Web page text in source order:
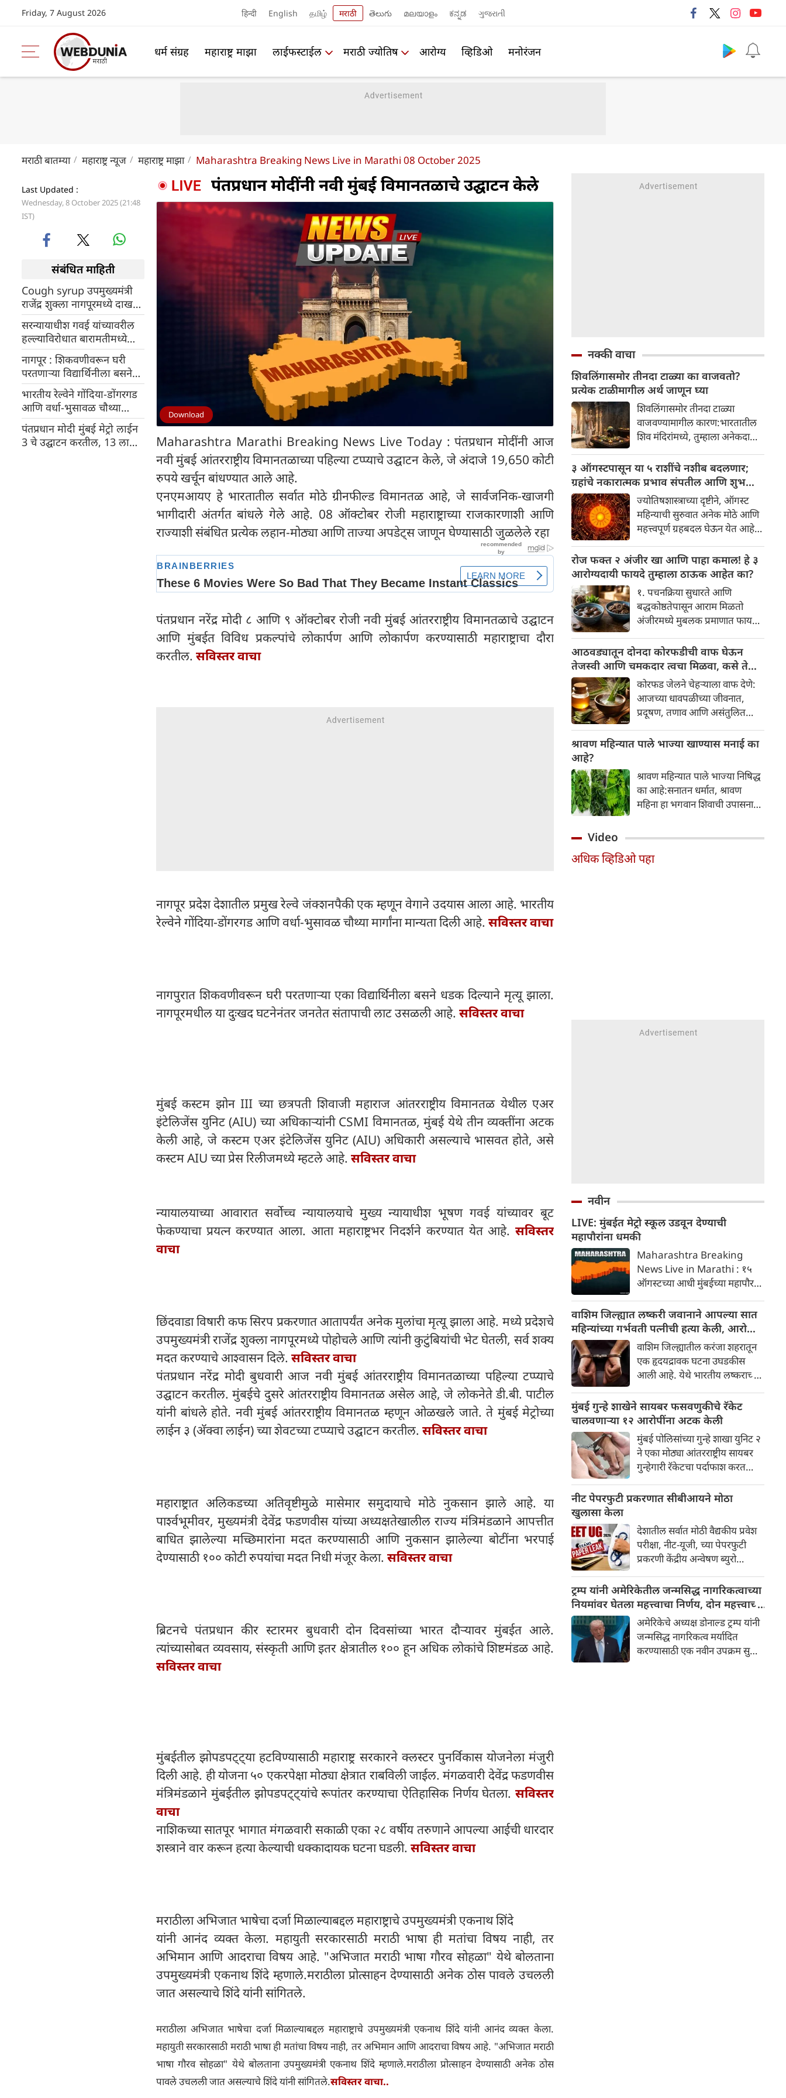
Friday, 7 August 2026 हिन्दी English தமிழ் मराठी తెలుగు മലയാളം ಕನ್ನಡ ગુજરાતી
धर्म संग्रह महाराष्ट्र माझा लाईफस्टाईल मराठी ज्योतिष आरोग्य व्हिडिओ मनोरंजन
मराठी बातम्या महाराष्ट्र न्यूज महाराष्ट्र माझा Maharashtra Breaking News Live in Marathi 08 October 2025
Last Updated :
Wednesday, 8 October 2025 (21:48
IST)
संबंधित माहिती
Cough syrup उपमुख्यमंत्री
राजेंद्र शुक्ला नागपूरमध्ये दाखल,
मदतीचे आश्वासन देत म्हटले-
दोषींवर लवकरच कारवाई
करणार
सरन्यायाधीश गवई यांच्यावरील
हल्ल्याविरोधात बारामतीमध्ये
सुप्रिया सुळे यांचे मूक निदर्शने
नागपूर : शिकवणीवरून घरी
परतणाऱ्या विद्यार्थिनीला बसने
धडक दिल्याने मृत्यू
भारतीय रेल्वेने गोंदिया-डोंगरगड
आणि वर्धा-भुसावळ चौथ्या
मार्गांना मान्यता दिली
पंतप्रधान मोदी मुंबई मेट्रो लाईन
3 चे उद्घाटन करतील, 13 लाख
पंतप्रधान मोदींनी नवी मुंबई विमानतळाचे उद्घाटन केले
Download
Maharashtra Marathi Breaking News Live Today : पंतप्रधान मोदींनी आज
नवी मुंबई आंतरराष्ट्रीय विमानतळाच्या पहिल्या टप्प्याचे उद्घाटन केले, जे अंदाजे 19,650 कोटी
रुपये खर्चून बांधण्यात आले आहे.
एनएमआयए हे भारतातील सर्वात मोठे ग्रीनफील्ड विमानतळ आहे, जे सार्वजनिक-खाजगी
भागीदारी अंतर्गत बांधले गेले आहे. 08 ऑक्टोबर रोजी महाराष्ट्राच्या राजकारणाशी आणि
राज्याशी संबंधित प्रत्येक लहान-मोठ्या आणि ताज्या अपडेट्स जाणून घेण्यासाठी जुळलेले रहा
पंतप्रधान नरेंद्र मोदी ८ आणि ९ ऑक्टोबर रोजी नवी मुंबई आंतरराष्ट्रीय विमानतळाचे उद्घाटन
आणि मुंबईत विविध प्रकल्पांचे लोकार्पण आणि लोकार्पण करण्यासाठी महाराष्ट्राचा दौरा
करतील. सविस्तर वाचा
नागपूर प्रदेश देशातील प्रमुख रेल्वे जंक्शनपैकी एक म्हणून वेगाने उदयास आला आहे. भारतीय
रेल्वेने गोंदिया-डोंगरगड आणि वर्धा-भुसावळ चौथ्या मार्गांना मान्यता दिली आहे. सविस्तर वाचा
नागपुरात शिकवणीवरून घरी परतणाऱ्या एका विद्यार्थिनीला बसने धडक दिल्याने मृत्यू झाला.
नागपूरमधील या दुःखद घटनेनंतर जनतेत संतापाची लाट उसळली आहे. सविस्तर वाचा
मुंबई कस्टम झोन III च्या छत्रपती शिवाजी महाराज आंतरराष्ट्रीय विमानतळ येथील एअर
इंटेलिजेंस युनिट (AIU) च्या अधिकाऱ्यांनी CSMI विमानतळ, मुंबई येथे तीन व्यक्तींना अटक
केली आहे, जे कस्टम एअर इंटेलिजेंस युनिट (AIU) अधिकारी असल्याचे भासवत होते, असे
कस्टम AIU च्या प्रेस रिलीजमध्ये म्हटले आहे. सविस्तर वाचा
न्यायालयाच्या आवारात सर्वोच्च न्यायालयाचे मुख्य न्यायाधीश भूषण गवई यांच्यावर बूट
फेकण्याचा प्रयत्न करण्यात आला. आता महाराष्ट्रभर निदर्शने करण्यात येत आहे. सविस्तर
वाचा
छिंदवाडा विषारी कफ सिरप प्रकरणात आतापर्यंत अनेक मुलांचा मृत्यू झाला आहे. मध्ये प्रदेशचे
उपमुख्यमंत्री राजेंद्र शुक्ला नागपूरमध्ये पोहोचले आणि त्यांनी कुटुंबियांची भेट घेतली, सर्व शक्य
मदत करण्याचे आश्वासन दिले. सविस्तर वाचा
पंतप्रधान नरेंद्र मोदी बुधवारी आज नवी मुंबई आंतरराष्ट्रीय विमानतळाच्या पहिल्या टप्प्याचे
उद्घाटन करतील. मुंबईचे दुसरे आंतरराष्ट्रीय विमानतळ असेल आहे, जे लोकनेते डी.बी. पाटील
यांनी बांधले होते. नवी मुंबई आंतरराष्ट्रीय विमानतळ म्हणून ओळखले जाते. ते मुंबई मेट्रोच्या
लाईन ३ (अ‍ॅक्वा लाईन) च्या शेवटच्या टप्प्याचे उद्घाटन करतील. सविस्तर वाचा
महाराष्ट्रात अलिकडच्या अतिवृष्टीमुळे मासेमार समुदायाचे मोठे नुकसान झाले आहे. या
पार्श्वभूमीवर, मुख्यमंत्री देवेंद्र फडणवीस यांच्या अध्यक्षतेखालील राज्य मंत्रिमंडळाने आपत्तीत
बाधित झालेल्या मच्छिमारांना मदत करण्यासाठी आणि नुकसान झालेल्या बोटींना भरपाई
देण्यासाठी १०० कोटी रुपयांचा मदत निधी मंजूर केला. सविस्तर वाचा
ब्रिटनचे पंतप्रधान कीर स्टारमर बुधवारी दोन दिवसांच्या भारत दौऱ्यावर मुंबईत आले.
त्यांच्यासोबत व्यवसाय, संस्कृती आणि इतर क्षेत्रातील १०० हून अधिक लोकांचे शिष्टमंडळ आहे.
सविस्तर वाचा
मुंबईतील झोपडपट्ट्या हटविण्यासाठी महाराष्ट्र सरकारने क्लस्टर पुनर्विकास योजनेला मंजुरी
दिली आहे. ही योजना ५० एकरपेक्षा मोठ्या क्षेत्रात राबविली जाईल. मंगळवारी देवेंद्र फडणवीस
मंत्रिमंडळाने मुंबईतील झोपडपट्ट्यांचे रूपांतर करण्याचा ऐतिहासिक निर्णय घेतला. सविस्तर
वाचा
नाशिकच्या सातपूर भागात मंगळवारी सकाळी एका २८ वर्षीय तरुणाने आपल्या आईची धारदार
शस्त्राने वार करून हत्या केल्याची धक्कादायक घटना घडली. सविस्तर वाचा
मराठीला अभिजात भाषेचा दर्जा मिळाल्याबद्दल महाराष्ट्राचे उपमुख्यमंत्री एकनाथ शिंदे
यांनी आनंद व्यक्त केला. महायुती सरकारसाठी मराठी भाषा ही मतांचा विषय नाही, तर
अभिमान आणि आदराचा विषय आहे. "अभिजात मराठी भाषा गौरव सोहळा" येथे बोलताना
उपमुख्यमंत्री एकनाथ शिंदे म्हणाले.मराठीला प्रोत्साहन देण्यासाठी अनेक ठोस पावले उचलली
जात असल्याचे शिंदे यांनी सांगितले.
मराठीला अभिजात भाषेचा दर्जा मिळाल्याबद्दल महाराष्ट्राचे उपमुख्यमंत्री एकनाथ शिंदे यांनी आनंद व्यक्त केला.
महायुती सरकारसाठी मराठी भाषा ही मतांचा विषय नाही, तर अभिमान आणि आदराचा विषय आहे. "अभिजात मराठी
भाषा गौरव सोहळा" येथे बोलताना उपमुख्यमंत्री एकनाथ शिंदे म्हणाले.मराठीला प्रोत्साहन देण्यासाठी अनेक ठोस
पावले उचलली जात असल्याचे शिंदे यांनी सांगितले.सविस्तर वाचा..
नक्की वाचा
शिवलिंगासमोर तीनदा टाळ्या का वाजवतो?
प्रत्येक टाळीमागील अर्थ जाणून घ्या
शिवलिंगासमोर तीनदा टाळ्या
वाजवण्यामागील कारण:भारतातील
शिव मंदिरांमध्ये, तुम्हाला अनेकदा
वाजवताना दिसतील. ही एक सामान्य
प्रथा आहे, पण तुम्ही कधी विचार
केला आहे का की यामागे काय रहस्य
आहे आणि प्रत्येक टाळीचा अर्थ काय
आहे? हा केवळ एक विधी नाही, तर
यामागे खोलवर रुजलेल्या पौराणिक
श्रद्धा, आध्यात्मिक अर्थ आणि काही
वैज्ञानिक तर्कदेखील आहेत. चला, या
अनोख्या परंपरेमागील अर्थ
सविस्तरपणे समजून घेऊया.
३ ऑगस्टपासून या ५ राशींचे नशीब बदलणार;
ग्रहांचे नकारात्मक प्रभाव संपतील आणि शुभ
दिवसांची सुरुवात होईलज्योतिषशास्त्राच्या दृष्टीने, ऑगस्ट
महिन्याची सुरुवात अनेक मोठे आणि
महत्त्वपूर्ण ग्रहबदल घेऊन येत आहे.
हालचाल अनेक राशींच्या जीवनात
सकारात्मक बदल घडवून आणणार
आहे. विशेषतः ३ ऑगस्ट रोजी एक
अत्यंत दुर्मिळ आणि फलदायी
ग्रहस्थिती (संयोग) तयार होत आहे.
या दिवशी तयार होणारे शुभ योग,
ग्रहांची स्थिती आणि या गोचरमुळे
ज्यांचे नशीब उजळणार आहे अशा
भाग्यवान राशींबद्दल आपण जाणून
घेऊया!
रोज फक्त २ अंजीर खा आणि पाहा कमाल! हे ३
आरोग्यदायी फायदे तुम्हाला ठाऊक आहेत का?
१. पचनक्रिया सुधारते आणि
बद्धकोष्ठतेपासून आराम मिळतो
अंजीरमध्ये मुबलक प्रमाणात फायबर
बद्धकोष्ठता, गॅस किंवा अपचनाचा
त्रास होत असेल, तर अंजीर
तुमच्यासाठी वरदान ठरू शकते. हे
आतड्यांची स्वच्छता ठेवण्यास मदत
करते. पचनसंस्था मजबूत करून पोट
साफ होण्यास मदत करते.
आठवड्यातून दोनदा कोरफडीची वाफ घेऊन
तेजस्वी आणि चमकदार त्वचा मिळवा, कसे ते
जाणून घ्या
कोरफड जेलने चेहऱ्याला वाफ देणे:
आजच्या धावपळीच्या जीवनात,
प्रदूषण, तणाव आणि असंतुलित
नकारात्मक परिणाम होऊ शकतो.
होते, ज्यामुळे निस्तेजपणा, मुरुमे
आणि ब्लॅकहेड्स यांसारख्या समस्या
निर्माण होतात.
श्रावण महिन्यात पाले भाज्या खाण्यास मनाई का
आहे?
श्रावण महिन्यात पाले भाज्या निषिद्ध
का आहे:सनातन धर्मात, श्रावण
महिना हा भगवान शिवाची उपासना
दानधर्म आणि सात्विक जीवनशैलीचे
Video
अधिक व्हिडिओ पहा
नवीन
LIVE: मुंबईत मेट्रो स्कूल उडवून देण्याची
महापौरांना धमकी
Maharashtra Breaking
News Live in Marathi : १५
ऑगस्टच्या आधी मुंबईच्या महापौर
शेअर बाजाराला लक्ष्य करून बॉम्बची
धमकी मिळाली आहे. खलिस्तान
समर्थकांनी पाठवलेल्या या ईमेलनंतर
मुंबई पोलिसांनी सायबर तपास सुरू
केला आहे
वाशिम जिल्ह्यात लष्करी जवानाने आपल्या सात
महिन्यांच्या गर्भवती पत्नीची हत्या केली, आरोपी
जवानाला अटक वाशिम जिल्ह्यातील करंजा शहरातून
एक हृदयद्रावक घटना उघडकीस
आली आहे. येथे भारतीय लष्कराच्या
महिन्यांच्या गर्भवती पत्नीची हत्या
केली आहे . या प्रकरणी पोलिसांनी
जवानाला त्याच्या आई-वडिलांसह
अटक केली असून हत्येचा गुन्हा
दाखल केला आहे.
मुंबई गुन्हे शाखेने सायबर फसवणुकीचे रॅकेट
चालवणाऱ्या १२ आरोपींना अटक केली
मुंबई पोलिसांच्या गुन्हे शाखा युनिट २
ने एका मोठ्या आंतरराष्ट्रीय सायबर
गुन्हेगारी रॅकेटचा पर्दाफाश करत
आहे. पोलिसांच्या माहितीनुसार, ही
सारख्या ऑनलाइन गेमिंग आणि
बेटिंग साइट्सच्या नावाखाली
देशभरातील लोकांची फसवणूक करत
होती.
नीट पेपरफुटी प्रकरणात सीबीआयने मोठा
खुलासा केला
देशातील सर्वात मोठी वैद्यकीय प्रवेश
परीक्षा, नीट-यूजी, च्या पेपरफुटी
प्रकरणी केंद्रीय अन्वेषण ब्युरो
धक्कादायक सत्ये समोर येत आहेत.
न्यायालयात दाखल केलेल्या
सीबीआयच्या आरोपपत्र आणि
सद्यस्थिती अहवालानुसार, पेपर
चोरण्यासाठी कोणत्याही डिजिटल
हॅकिंग किंवा पारंपरिक पद्धतींचा
ट्रम्प यांनी अमेरिकेतील जन्मसिद्ध नागरिकत्वाच्या
नियमांवर घेतला महत्त्वाचा निर्णय, दोन महत्त्वाच्या
आदेशांवर स्वाक्षरी केलीअमेरिकेचे अध्यक्ष डोनाल्ड ट्रम्प यांनी
जन्मसिद्ध नागरिकत्व मर्यादित
करण्यासाठी एक नवीन उपक्रम सुरू